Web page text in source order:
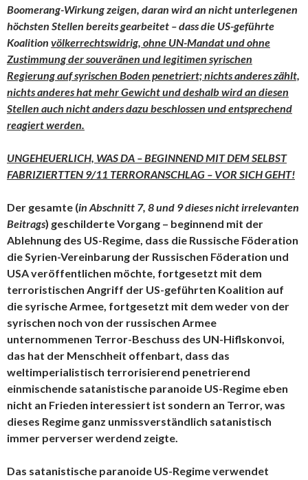
Boomerang-Wirkung zeigen, daran wird an nicht unterlegenen
höchsten Stellen bereits gearbeitet – dass die US-geführte
Koalition völkerrechtswidrig, ohne UN-Mandat und ohne
Zustimmung der souveränen und legitimen syrischen
Regierung auf syrischen Boden penetriert; nichts anderes zählt,
nichts anderes hat mehr Gewicht und deshalb wird an diesen
Stellen auch nicht anders dazu beschlossen und entsprechend
reagiert werden.
UNGEHEUERLICH, WAS DA – BEGINNEND MIT DEM SELBST
FABRIZIERTTEN 9/11 TERRORANSCHLAG – VOR SICH GEHT!
Der gesamte (in Abschnitt 7, 8 und 9 dieses nicht irrelevanten
Beitrags) geschilderte Vorgang – beginnend mit der
Ablehnung des US-Regime, dass die Russische Föderation
die Syrien-Vereinbarung der Russischen Föderation und
USA veröffentlichen möchte, fortgesetzt mit dem
terroristischen Angriff der US-geführten Koalition auf
die syrische Armee, fortgesetzt mit dem weder von der
syrischen noch von der russischen Armee
unternommenen Terror-Beschuss des UN-Hiflskonvoi,
das hat der Menschheit offenbart, dass das
weltimperialistisch terrorisierend penetrierend
einmischende satanistische paranoide US-Regime eben
nicht an Frieden interessiert ist sondern an Terror, was
dieses Regime ganz unmissverständlich satanistisch
immer perverser werdend zeigte.
Das satanistische paranoide US-Regime verwendet